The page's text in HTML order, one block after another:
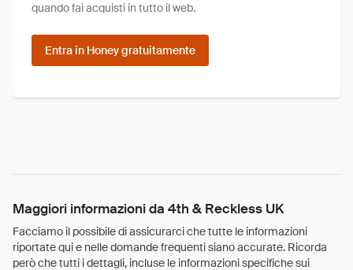
quando fai acquisti in tutto il web.
Entra in Honey gratuitamente
Maggiori informazioni da 4th & Reckless UK
Facciamo il possibile di assicurarci che tutte le informazioni
riportate qui e nelle domande frequenti siano accurate. Ricorda
però che tutti i dettagli, incluse le informazioni specifiche sui